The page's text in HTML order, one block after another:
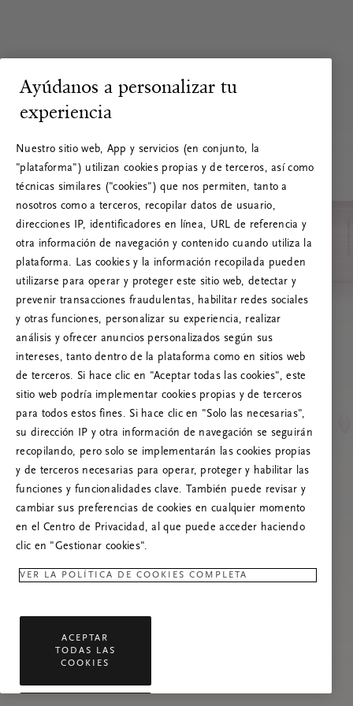
RITUALS 500
¡Vaya! Error de servidor
Prueba a actualizar esta página o, si el
problema persiste, ponte en contacto con
nosotros.
Ayúdanos a personalizar tu
experiencia
Nuestro sitio web, App y servicios (en conjunto, la
"plataforma") utilizan cookies propias y de terceros, así como
técnicas similares ("cookies") que nos permiten, tanto a
nosotros como a terceros, recopilar datos de usuario,
direcciones IP, identificadores en línea, URL de referencia y
otra información de navegación y contenido cuando utiliza la
plataforma. Las cookies y la información recopilada pueden
utilizarse para operar y proteger este sitio web, detectar y
prevenir transacciones fraudulentas, habilitar redes sociales
y otras funciones, personalizar su experiencia, realizar
análisis y ofrecer anuncios personalizados según sus
intereses, tanto dentro de la plataforma como en sitios web
de terceros. Si hace clic en "Aceptar todas las cookies", este
sitio web podría implementar cookies propias y de terceros
para todos estos fines. Si hace clic en "Solo las necesarias",
su dirección IP y otra información de navegación se seguirán
recopilando, pero solo se implementarán las cookies propias
y de terceros necesarias para operar, proteger y habilitar las
funciones y funcionalidades clave. También puede revisar y
cambiar sus preferencias de cookies en cualquier momento
en el Centro de Privacidad, al que puede acceder haciendo
clic en "Gestionar cookies".
VER LA POLÍTICA DE COOKIES COMPLETA
ACEPTAR
TODAS LAS
COOKIES